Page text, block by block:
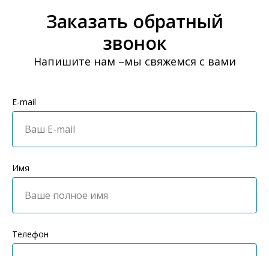
Заказать обратный
звонок
Напишите нам –мы свяжемся с вами
E-mail
Имя
Телефон